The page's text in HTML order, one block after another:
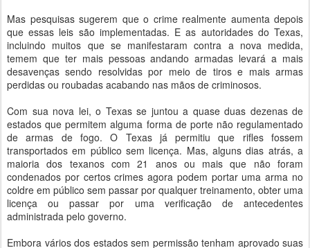
Mas pesquisas sugerem que o crime realmente aumenta depois
que essas leis são implementadas. E as autoridades do Texas,
incluindo muitos que se manifestaram contra a nova medida,
temem que ter mais pessoas andando armadas levará a mais
desavenças sendo resolvidas por meio de tiros e mais armas
perdidas ou roubadas acabando nas mãos de criminosos.
Com sua nova lei, o Texas se juntou a quase duas dezenas de
estados que permitem alguma forma de porte não regulamentado
de armas de fogo. O Texas já permitiu que rifles fossem
transportados em público sem licença. Mas, alguns dias atrás, a
maioria dos texanos com 21 anos ou mais que não foram
condenados por certos crimes agora podem portar uma arma no
coldre em público sem passar por qualquer treinamento, obter uma
licença ou passar por uma verificação de antecedentes
administrada pelo governo.
Embora vários dos estados sem permissão tenham aprovado suas